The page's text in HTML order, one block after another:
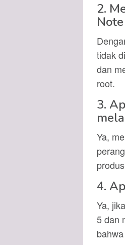
2.
tidak
dan
root.
3.
Ya,
4.
Ya,
5 dan